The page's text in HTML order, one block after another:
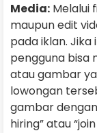
Media: Melalui
maupun edit
pada iklan.
pengguna bisa
atau gambar
lowongan
gambar
hiring” atau